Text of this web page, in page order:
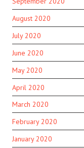
August 2020
July 2020
June 2020
May 2020
April 2020
March 2020
February 2020
January 2020